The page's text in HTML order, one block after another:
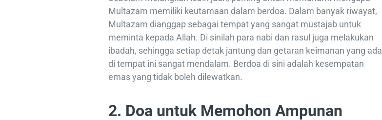
Multazam memiliki keutamaan dalam berdoa. Dalam banyak riwayat,
Multazam dianggap sebagai tempat yang sangat mustajab untuk
meminta kepada Allah. Di sinilah para nabi dan rasul juga melakukan
ibadah, sehingga setiap detak jantung dan getaran keimanan yang ada
di tempat ini sangat mendalam. Berdoa di sini adalah kesempatan
emas yang tidak boleh dilewatkan.
2. Doa untuk Memohon Ampunan